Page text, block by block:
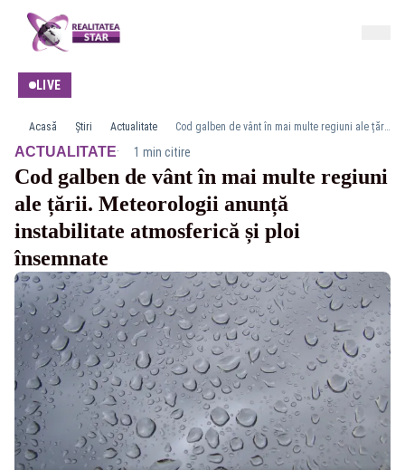
LIVE
Acasă Știri Actualitate Cod galben de vânt în mai multe regiuni ale țării. Meteorologii anunță instabilitate atmosferică și ploi însemnate
ACTUALITATE· 1 min citire
Cod galben de vânt în mai multe regiuni
ale țării. Meteorologii anunță
instabilitate atmosferică și ploi
însemnate